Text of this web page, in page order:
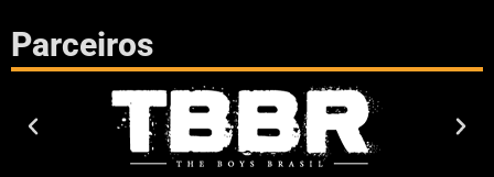
Parceiros